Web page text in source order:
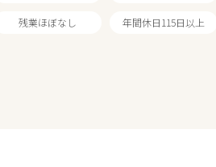
残業ほぼなし 年間休日115日以上